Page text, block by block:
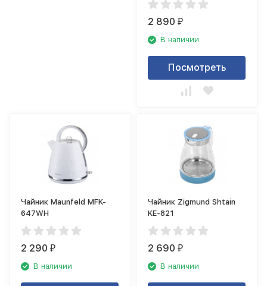
2 890₽
В наличии
Посмотреть
Чайник Maunfeld MFK-
647WH
2 290₽
В наличии
Чайник Zigmund Shtain
KE-821
2 690₽
В наличии